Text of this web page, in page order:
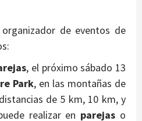
de eventos de
, el próximo sábado 13
Park, en las montañas de
de 5 km, 10 km, y
realizar en parejas o